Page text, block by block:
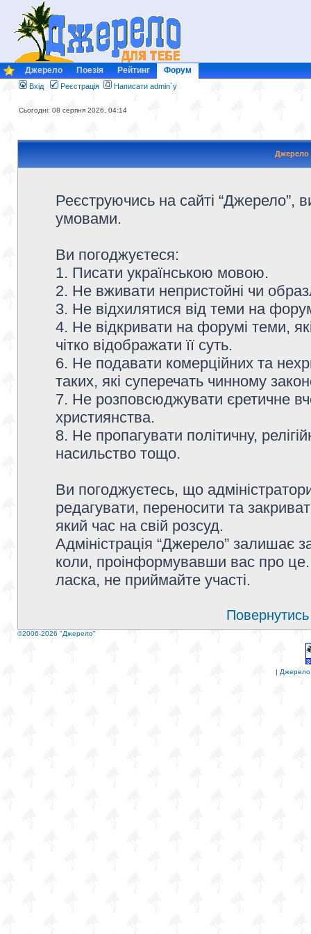
Джерело Поезія Рейтинг Форум
Вхід Реєстрація Написати admin`у
Сьогодні: 08 серпня 2026, 04:14
Джерело
Реєструючись на сайті “Джерело”,
умовами.
Ви погоджуєтеся:
1. Писати українською мовою.
2. Не вживати непристойні чи
3. Не відхилятися від теми на
4. Не відкривати на форумі теми,
чітко відображати її суть.
6. Не подавати комерційних та
таких, які суперечать чинному
7. Не розповсюджувати єретичне
християнства.
8. Не пропагувати політичну,
насильство тощо.
Ви погоджуєтесь, що
редагувати, переносити та
який час на свій розсуд.
Адміністрація “Джерело” залишає
коли, проінформувавши вас про
ласка, не приймайте участі.
Повернутись
©2006-2026 "Джерело"
| Джерело